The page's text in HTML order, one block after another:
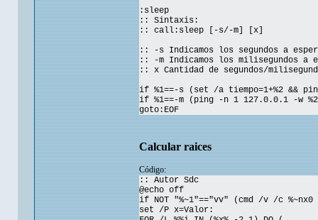
:sleep
:: Sintaxis:
:: call:sleep [-s/-m] [x]
:: -s Indicamos los segundos a
:: -m Indicamos los milisegundos a
:: x Cantidad de segundos/
if %1==-s (set /a tiempo=1+%2 &&
if %1==-m (ping -n 1 127.0.0.1 -w
goto:EOF
Calcular raices
Código:
:: Autor Sdc
@echo off
if NOT "%~1"=="vv" (cmd /v /c %~nx0
set /P x=Valor: